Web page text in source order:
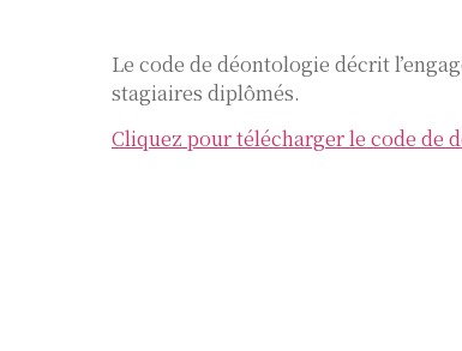
Le code de déontologie décrit
stagiaires diplômés.
Cliquez pour télécharger le code de